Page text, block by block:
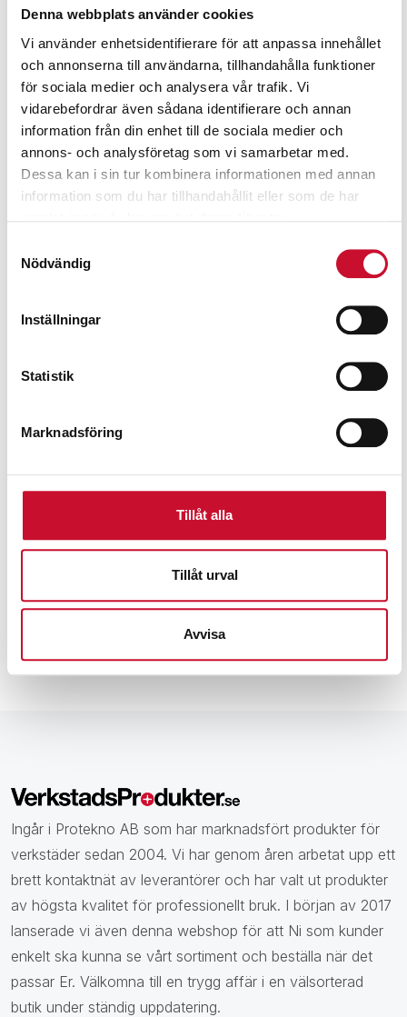
Denna webbplats använder cookies
Vi använder enhetsidentifierare för att anpassa innehållet
och annonserna till användarna, tillhandahålla funktioner
för sociala medier och analysera vår trafik. Vi
vidarebefordrar även sådana identifierare och annan
information från din enhet till de sociala medier och
annons- och analysföretag som vi samarbetar med.
Dessa kan i sin tur kombinera informationen med annan
information som du har tillhandahållit eller som de har
Nödvändig
Inställningar
Statistik
Marknadsföring
Tillåt alla
Tillåt urval
Avvisa
Prenumerera på vårt nyhetsbrev för att ta del av
specialerbjudanden, rabatter och nyheter.
Ingår i Protekno AB som har marknadsfört produkter för
verkstäder sedan 2004. Vi har genom åren arbetat upp ett
brett kontaktnät av leverantörer och har valt ut produkter
av högsta kvalitet för professionellt bruk. I början av 2017
lanserade vi även denna webshop för att Ni som kunder
enkelt ska kunna se vårt sortiment och beställa när det
passar Er. Välkomna till en trygg affär i en välsorterad
butik under ständig uppdatering.